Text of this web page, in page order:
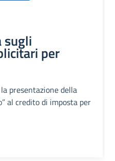
sugli
per
presentazione della
al credito di imposta per